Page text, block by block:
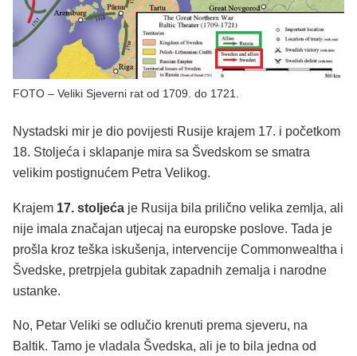
FOTO – Veliki Sjeverni rat od 1709. do 1721.
Nystadski mir je dio povijesti Rusije krajem 17. i početkom
18. Stoljeća i sklapanje mira sa Švedskom se smatra
velikim postignućem Petra Velikog.
Krajem 17. stoljeća je Rusija bila prilično velika zemlja, ali
nije imala značajan utjecaj na europske poslove. Tada je
prošla kroz teška iskušenja, intervencije Commonwealtha i
Švedske, pretrpjela gubitak zapadnih zemalja i narodne
ustanke.
No, Petar Veliki se odlučio krenuti prema sjeveru, na
Baltik. Tamo je vladala Švedska, ali je to bila jedna od